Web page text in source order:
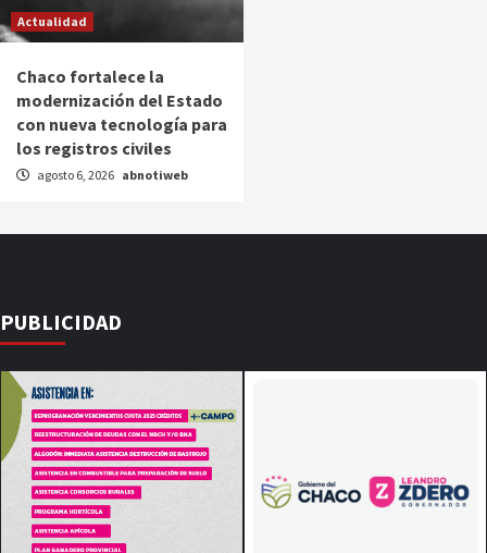
Actualidad
Chaco fortalece la
modernización del Estado
con nueva tecnología para
los registros civiles
agosto 6, 2026 abnotiweb
PUBLICIDAD